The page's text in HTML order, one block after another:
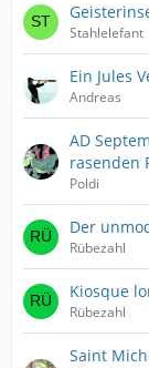
Stahlelefant
Ein Jules
Andreas
AD
rasenden
Poldi
Der
Rübezahl
Kiosque
Rübezahl
Saint